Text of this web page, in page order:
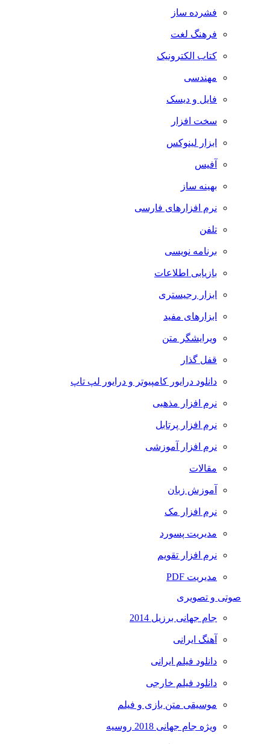
فشرده ساز
فرهنگ لغت
کتاب الکترونیک
مهندسی
فایل و دیسک
سخت افزار
ابزار لینوکس
آفیس
بهینه ساز
نرم افزارهای فارسی
تلفن
برنامه نویسی
بازیابی اطلاعات
ابزار رجیستری
ابزارهای مفید
ویرایشگر متن
قفل گذار
دانلود درایور کامپیوتر و درایور لپ تاپ
نرم افزار مذهبی
نرم افزار پرتابل
نرم افزار آموزشی
مقالات
آموزش زبان
نرم افزار مک
مدیریت پسورد
نرم افزار تقویم
مدیریت PDF
صوتی و تصویری
جام جهانی برزیل 2014
آهنگ ایرانی
دانلود فیلم ایرانی
دانلود فیلم خارجی
موسیقی متن بازی و فیلم
ویژه جام جهانی 2018 روسیه